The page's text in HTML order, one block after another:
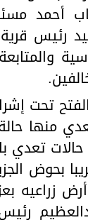
رئيس
تحت
تم خلالها إزالة
الدور الأول علوي بقرية
زراعيه